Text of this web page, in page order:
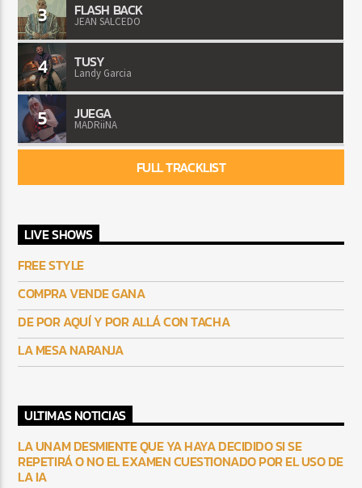
3 FLASH BACK
JEAN SALCEDO
4 TUSY
Landy Garcia
5 JUEGA
MADRiiNA
FULL TRACKLIST
LIVE SHOWS
FREE STYLE
COMPRA VENDE GANA
DE POR AQUÍ Y POR ALLÁ CON TACHA
LA MESA NARANJA
ULTIMAS NOTICIAS
LA UNAM DESMIENTE QUE YA HAYA DECIDIDO SI SE
REPETIRÁ O NO EL EXAMEN CUESTIONADO POR EL USO DE
LA IA